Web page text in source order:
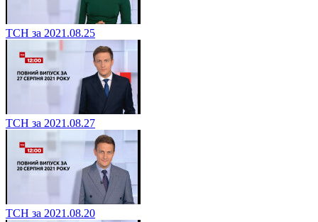
ТСН за 2021.08.25
ТСН за 2021.08.27
ТСН за 2021.08.20